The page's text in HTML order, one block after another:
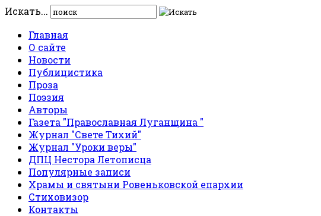
Искать...
Главная
О сайте
Новости
Публицистика
Проза
Поэзия
Авторы
Газета "Православная Луганщина "
Журнал "Свете Тихий"
Журнал "Уроки веры"
ДПЦ Нестора Летописца
Популярные записи
Храмы и святыни Ровеньковской епархии
Стиховизор
Контакты